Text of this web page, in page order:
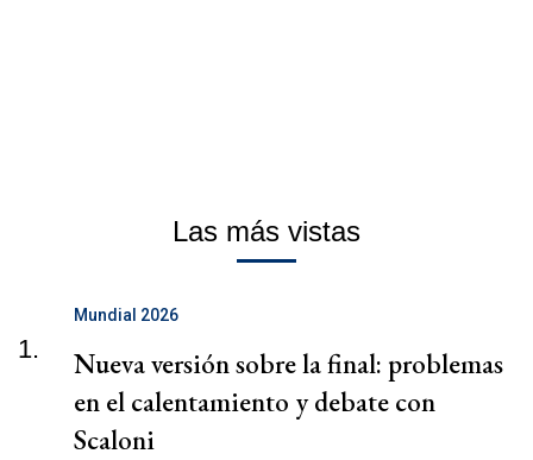
Las más vistas
1.
Mundial 2026
Nueva versión sobre la final: problemas
en el calentamiento y debate con
Scaloni